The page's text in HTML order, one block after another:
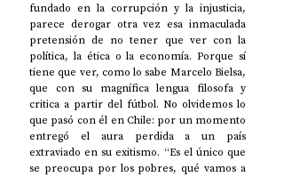
fundado en la corrupción y la injusticia,
parece derogar otra vez esa inmaculada
pretensión de no tener que ver con la
política, la ética o la economía. Porque sí
tiene que ver, como lo sabe Marcelo Bielsa,
que con su magnífica lengua filosofa y
critica a partir del fútbol. No olvidemos lo
que pasó con él en Chile: por un momento
entregó el aura perdida a un país
extraviado en su exitismo. “Es el único que
se preocupa por los pobres, qué vamos a